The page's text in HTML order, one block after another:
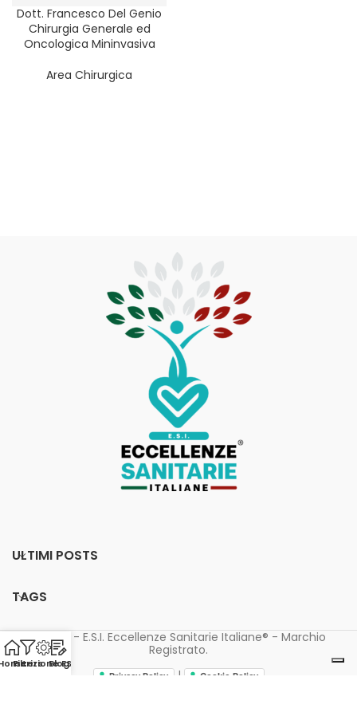
REGIONE
PROVINCIA
SERVIZIO
Dott. Francesco Del Genio
Chirurgia Generale ed
Oncologica Mininvasiva
Area Chirurgica
ULTIMI POSTS
TAGS
© 2023 - E.S.I. Eccellenze Sanitarie Italiane® - Marchio
Registrato.
Privacy Policy | Cookie Policy
Filters
Iscrizione ESI
Blog